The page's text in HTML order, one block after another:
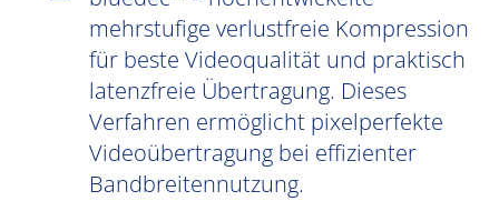
mehrstufige verlustfreie Kompression
für beste Videoqualität und praktisch
latenzfreie Übertragung. Dieses
Verfahren ermöglicht pixelperfekte
Videoübertragung bei effizienter
Bandbreitennutzung.